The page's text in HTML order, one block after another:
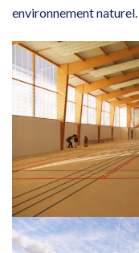
environnement naturel.